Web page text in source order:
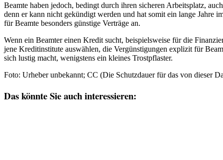
Beamte haben jedoch, bedingt durch ihren sicheren Arbeitsplatz,
denn er kann nicht gekündigt werden und hat somit ein lange Jahre
für Beamte besonders günstige Verträge an.
Wenn ein Beamter einen Kredit sucht, beispielsweise für die
jene Kreditinstitute auswählen, die Vergünstigungen explizit für
sich lustig macht, wenigstens ein kleines Trostpflaster.
Foto: Urheber unbekannt; CC (Die Schutzdauer für das von dieser
Das könnte Sie auch interessieren: